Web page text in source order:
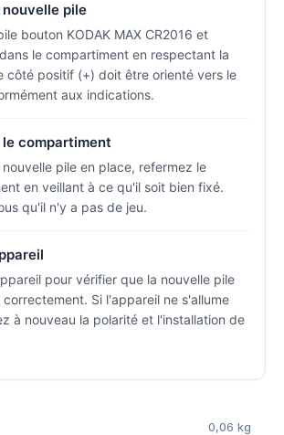
pile
bouton KODAK MAX CR2016 et
le compartiment en respectant la
côté positif (+) doit être orienté vers le
aux indications.
compartiment
nouvelle pile en place, refermez le
en veillant à ce qu'il soit bien fixé.
qu'il n'y a pas de jeu.
pour vérifier que la nouvelle pile
Si l'appareil ne s'allume
à nouveau la polarité et l'installation de
0,06 kg